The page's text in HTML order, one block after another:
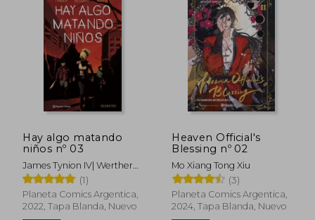
Hay algo matando
niños nº 03
James Tynion IV| Werther
Dell'edera|
(1)
Planeta Comics Argentica,
2022, Tapa Blanda, Nuevo
Heaven Official's
Blessing nº 02
Mo Xiang Tong Xiu
(3)
Planeta Comics Argentica,
2024, Tapa Blanda, Nuevo